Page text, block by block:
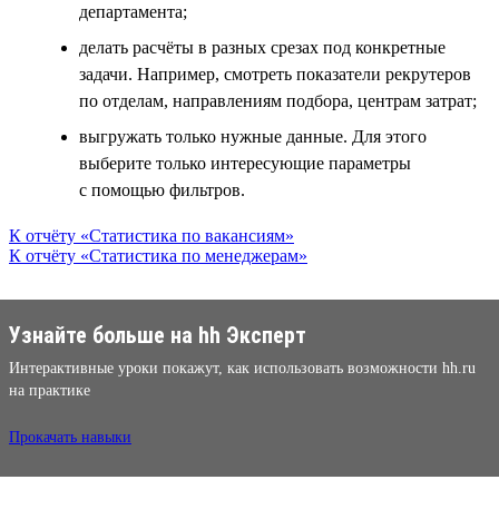
департамента;
делать расчёты в разных срезах под конкретные
задачи. Например, смотреть показатели рекрутеров
по отделам, направлениям подбора, центрам затрат;
выгружать только нужные данные. Для этого
выберите только интересующие параметры
с помощью фильтров.
К отчёту «Статистика по вакансиям»
К отчёту «Статистика по менеджерам»
Узнайте больше на hh Эксперт
Интерактивные уроки покажут, как использовать возможности hh.ru
на практике
Прокачать навыки